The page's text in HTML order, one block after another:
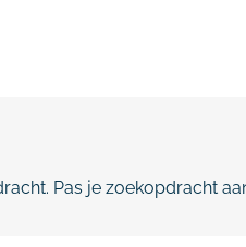
Pas je zoekopdracht